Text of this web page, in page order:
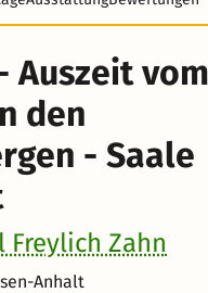
Auszeit vom
den
- Saale
Zahn
Anhalt